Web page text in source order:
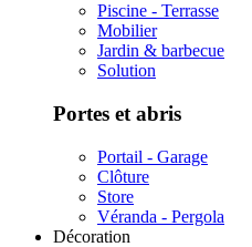
Piscine - Terrasse
Mobilier
Jardin & barbecue
Solution
Portes et abris
Portail - Garage
Clôture
Store
Véranda - Pergola
Décoration